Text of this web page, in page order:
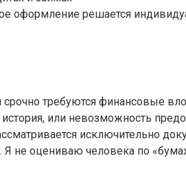
оформление решается
требуются финансовые
или невозможность
исключительно
Я не оцениваю человека по